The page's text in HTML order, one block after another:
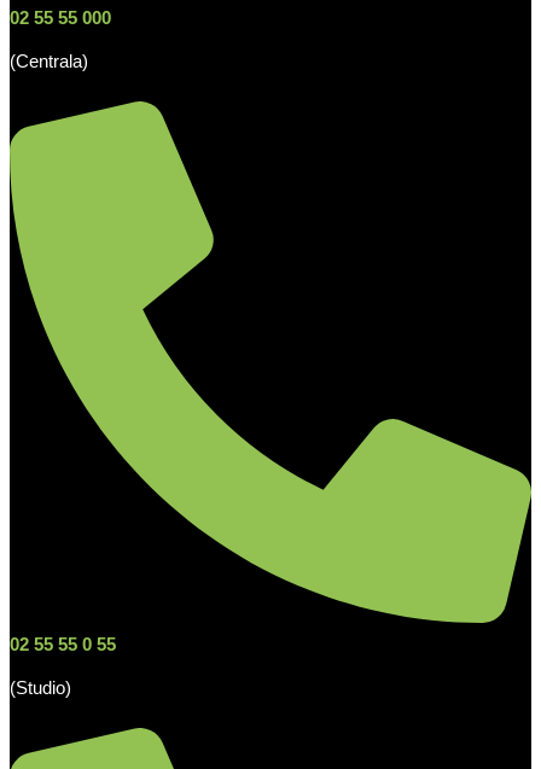
02 55 55 000
(Centrala)
02 55 55 0 55
(Studio)